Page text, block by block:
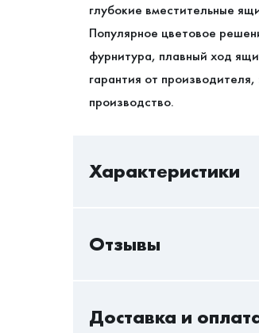
глубокие вместительные
Популярное цветовое
фурнитура, плавный ход
гарантия от
производство.
Характеристики
В/Ш/Г
Отзывы
Доставка и